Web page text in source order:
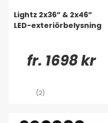
Lightz 2x36” & 2x46”
LED-exteriörbelysning
fr. 1698 kr
(2)